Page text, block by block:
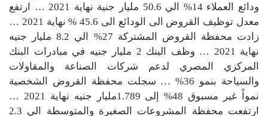
ودائع العملاء 14% الي 50.6 مليار جنية نهاية 2021 … ارتفع
معدل توظيف القروض الى الودائع الى 45.6 % نهاية 2021 …
زادت محفظة القروض المشتركة 27% الي 8.2 مليار جنيه
نهاية 2021 … وظف البنك 2 مليار جنيه في مبادرات البنك
المركزي المصري لدعم شركات الصناعة والمقاولات
والسياحة بنمو 36% … سجلت محفظة القروض الشخصية
نمواً غير مسبوق 48% إلى 1.789مليار جنيه نهاية 2021 …
ارتفعت محفظة المشروعات الصغيرة والمتوسطة الي 2.3